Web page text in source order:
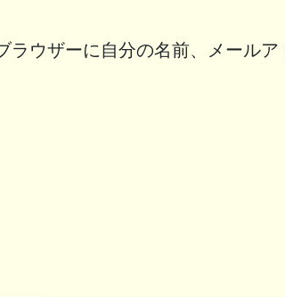
ラウザーに自分の名前、メールア